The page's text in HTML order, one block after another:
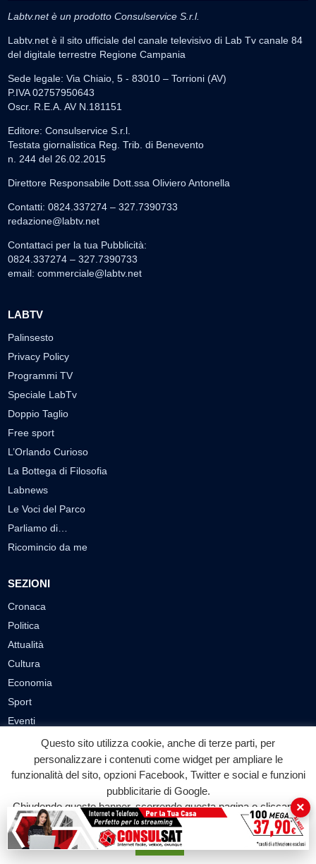
Labtv.net è un prodotto Consulservice S.r.l.
Labtv.net è il sito ufficiale del canale televisivo di Lab Tv canale 84
del digitale terrestre Regione Campania
Sede legale: Via Chiaio, 5 - 83010 – Torrioni (AV)
P.IVA 02757950643
Oscr. R.E.A. AV N.181151
Editore: Consulservice S.r.l.
Testata giornalistica Reg. Trib. di Benevento
n. 244 del 26.02.2015
Direttore Responsabile Dott.ssa Oliviero Antonella
Contatti: 0824.337274 – 327.7390733
redazione@labtv.net
Contattaci per la tua Pubblicità:
0824.337274 – 327.7390733
email: commerciale@labtv.net
LABTV
Palinsesto
Privacy Policy
Programmi TV
Speciale LabTv
Doppio Taglio
Free sport
L’Orlando Curioso
La Bottega di Filosofia
Labnews
Le Voci del Parco
Parliamo di…
Ricomincio da me
SEZIONI
Cronaca
Politica
Attualità
Cultura
Economia
Sport
Eventi
VIDEO
Video Cronaca
Video Attualità
Video Economia
Questo sito utilizza cookie, anche di terze parti, per
personalizzare i contenuti come widget per ampliare le
funzionalità del sito, opzioni Facebook, Twitter e social e funzioni
pubblicitarie di Google.
Chiudendo questo banner, scorrendo questa pagina o cliccando
su qualunque suo elemento acconsenti all'uso dei cookie.
Accetta
×